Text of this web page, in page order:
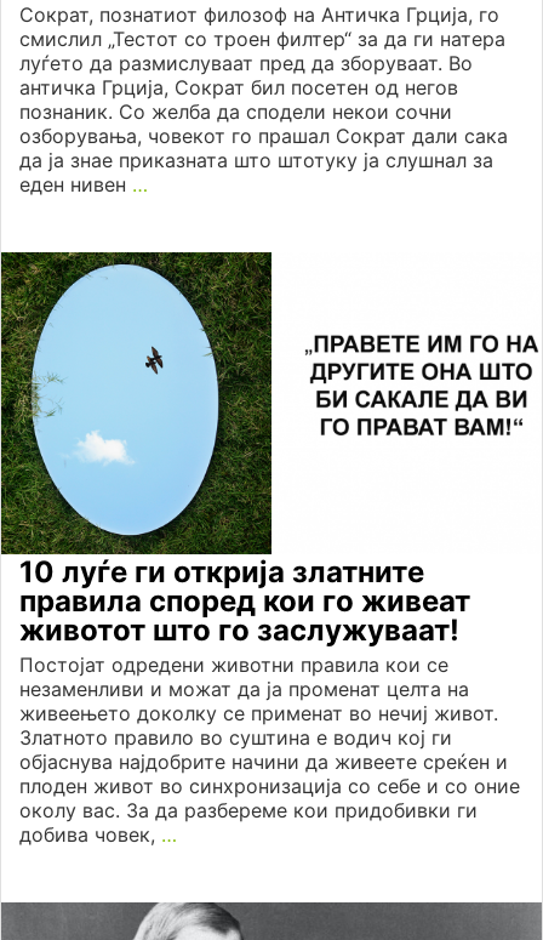
Сократ, познатиот филозоф на Античка Грција, го
смислил „Тестот со троен филтер“ за да ги натера
луѓето да размислуваат пред да зборуваат. Во
античка Грција, Сократ бил посетен од негов
познаник. Со желба да сподели некои сочни
озборувања, човекот го прашал Сократ дали сака
да ја знае приказната што штотуку ја слушнал за
еден нивен …
10 луѓе ги открија златните
правила според кои го живеат
животот што го заслужуваат!
Постојат одредени животни правила кои се
незаменливи и можат да ја променат целта на
живеењето доколку се применат во нечиј живот.
Златното правило во суштина е водич кој ги
објаснува најдобрите начини да живеете среќен и
плоден живот во синхронизација со себе и со оние
околу вас. За да разбереме кои придобивки ги
добива човек, …